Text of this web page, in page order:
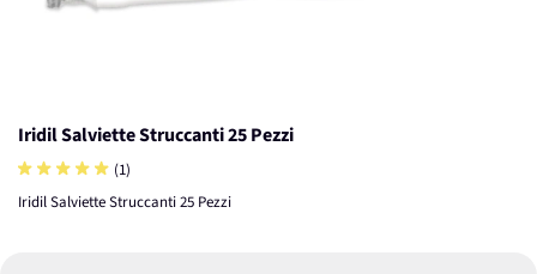
Iridil Salviette Struccanti 25 Pezzi
(1)
Iridil Salviette Struccanti 25 Pezzi